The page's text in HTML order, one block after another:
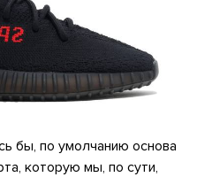
бы, по умолчанию основа
которую мы, по сути,